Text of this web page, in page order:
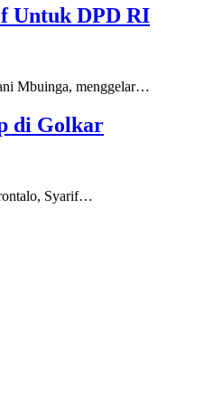
Untuk DPD RI
Mbuinga, menggelar…
di Golkar
Syarif…